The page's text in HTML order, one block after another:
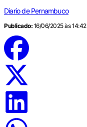
Diario de Pernambuco
Publicado: 16/06/2025 às 14:42